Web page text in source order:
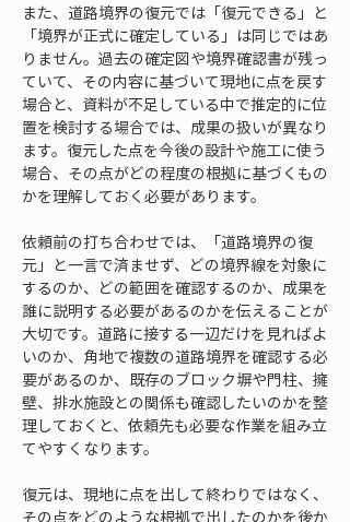
また、道路境界の復元では「復元できる」と
「境界が正式に確定している」は同じではあ
りません。過去の確定図や境界確認書が残っ
ていて、その内容に基づいて現地に点を戻す
場合と、資料が不足している中で推定的に位
置を検討する場合では、成果の扱いが異なり
ます。復元した点を今後の設計や施工に使う
場合、その点がどの程度の根拠に基づくもの
かを理解しておく必要があります。
依頼前の打ち合わせでは、「道路境界の復
元」と一言で済ませず、どの境界線を対象に
するのか、どの範囲を確認するのか、成果を
誰に説明する必要があるのかを伝えることが
大切です。道路に接する一辺だけを見ればよ
いのか、角地で複数の道路境界を確認する必
要があるのか、既存のブロック塀や門柱、擁
壁、排水施設との関係も確認したいのかを整
理しておくと、依頼先も必要な作業を組み立
てやすくなります。
復元は、現地に点を出して終わりではなく、
その点をどのような根拠で出したのかを後か